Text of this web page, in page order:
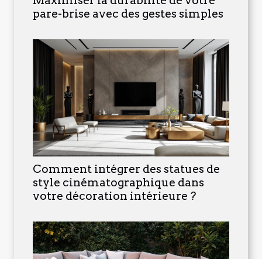
pare-brise avec des gestes simples
Comment intégrer des statues de
style cinématographique dans
votre décoration intérieure ?